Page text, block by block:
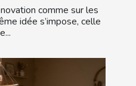
comme sur les
idée s’impose, celle